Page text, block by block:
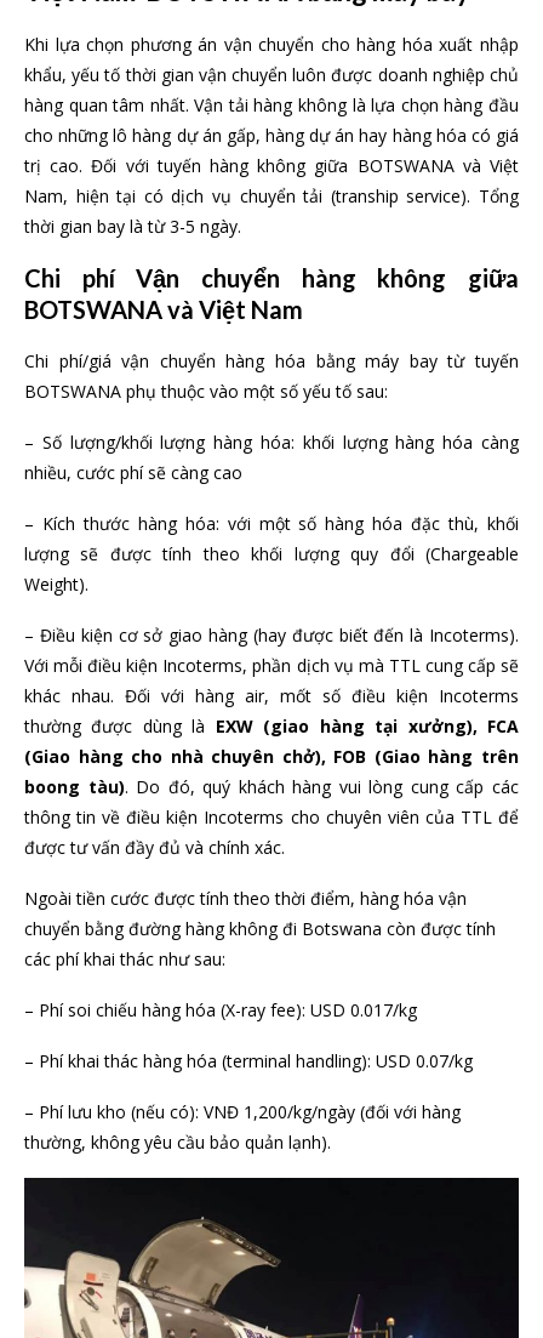
Khi lựa chọn phương án vận chuyển cho hàng hóa xuất nhập
khẩu, yếu tố thời gian vận chuyển luôn được doanh nghiệp chủ
hàng quan tâm nhất. Vận tải hàng không là lựa chọn hàng đầu
cho những lô hàng dự án gấp, hàng dự án hay hàng hóa có giá
trị cao. Đối với tuyến hàng không giữa BOTSWANA và Việt
Nam, hiện tại có dịch vụ chuyển tải (tranship service). Tổng
thời gian bay là từ 3-5 ngày.
Chi phí Vận chuyển hàng không giữa
BOTSWANA và Việt Nam
Chi phí/giá vận chuyển hàng hóa bằng máy bay từ tuyến
BOTSWANA phụ thuộc vào một số yếu tố sau:
– Số lượng/khối lượng hàng hóa: khối lượng hàng hóa càng
nhiều, cước phí sẽ càng cao
– Kích thước hàng hóa: với một số hàng hóa đặc thù, khối
lượng sẽ được tính theo khối lượng quy đổi (Chargeable
Weight).
– Điều kiện cơ sở giao hàng (hay được biết đến là Incoterms).
Với mỗi điều kiện Incoterms, phần dịch vụ mà TTL cung cấp sẽ
khác nhau. Đối với hàng air, mốt số điều kiện Incoterms
thường được dùng là EXW (giao hàng tại xưởng), FCA
(Giao hàng cho nhà chuyên chở), FOB (Giao hàng trên
boong tàu). Do đó, quý khách hàng vui lòng cung cấp các
thông tin về điều kiện Incoterms cho chuyên viên của TTL để
được tư vấn đầy đủ và chính xác.
Ngoài tiền cước được tính theo thời điểm, hàng hóa vận
chuyển bằng đường hàng không đi Botswana còn được tính
các phí khai thác như sau:
– Phí soi chiếu hàng hóa (X-ray fee): USD 0.017/kg
– Phí khai thác hàng hóa (terminal handling): USD 0.07/kg
– Phí lưu kho (nếu có): VNĐ 1,200/kg/ngày (đối với hàng
thường, không yêu cầu bảo quản lạnh).